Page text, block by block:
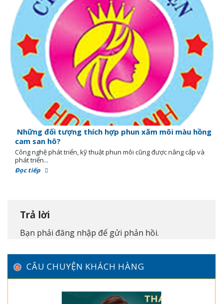
Những đối tượng thích hợp phun xăm môi màu hồng
cam san hô?
Công nghệ phát triển, kỹ thuật phun môi cũng được nâng cấp và
phát triển...
Đọc tiếp
Trả lời
Bạn phải đăng nhập để gửi phản hồi.
CÂU CHUYỆN KHÁCH HÀNG